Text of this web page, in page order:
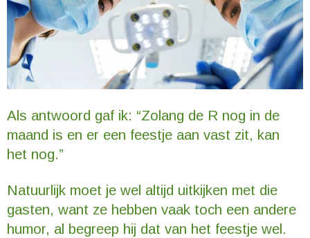
Als antwoord gaf ik: “Zolang de R nog in de
maand is en er een feestje aan vast zit, kan
het nog.”
Natuurlijk moet je wel altijd uitkijken met die
gasten, want ze hebben vaak toch een andere
humor, al begreep hij dat van het feestje wel.